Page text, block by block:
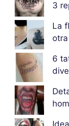
3
La
6